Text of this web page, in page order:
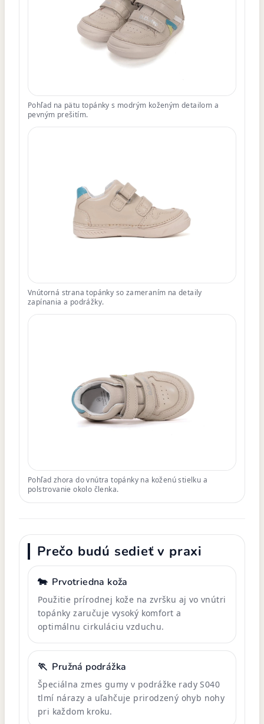
Pohľad na pätu topánky s modrým koženým detailom a
pevným prešitím.
Vnútorná strana topánky so zameraním na detaily
zapínania a podrážky.
Pohľad zhora do vnútra topánky na koženú stielku a
polstrovanie okolo členka.
Prečo budú sedieť v praxi
🐄 Prvotriedna koža
Použitie prírodnej kože na zvršku aj vo vnútri
topánky zaručuje vysoký komfort a
optimálnu cirkuláciu vzduchu.
🏃 Pružná podrážka
Špeciálna zmes gumy v podrážke rady S040
tlmí nárazy a uľahčuje prirodzený ohyb nohy
pri každom kroku.